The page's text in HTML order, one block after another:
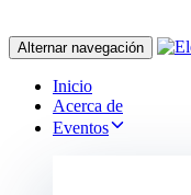
Alternar navegación
Inicio
Acerca de
Eventos